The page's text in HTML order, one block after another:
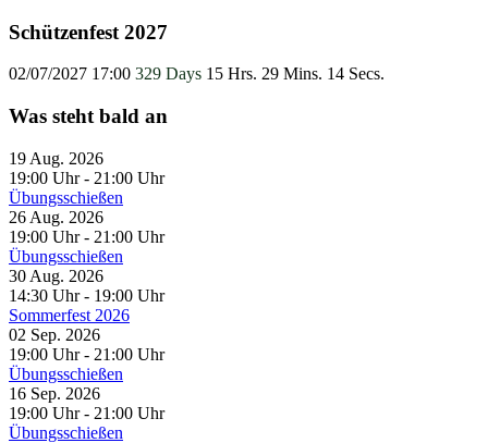
Schützenfest 2027
02/07/2027 17:00 329 Days 15 Hrs. 29 Mins. 13 Secs.
Was steht bald an
19 Aug. 2026
19:00 Uhr- 21:00 Uhr
Übungsschießen
26 Aug. 2026
19:00 Uhr- 21:00 Uhr
Übungsschießen
30 Aug. 2026
14:30 Uhr- 19:00 Uhr
Sommerfest 2026
02 Sep. 2026
19:00 Uhr- 21:00 Uhr
Übungsschießen
16 Sep. 2026
19:00 Uhr- 21:00 Uhr
Übungsschießen